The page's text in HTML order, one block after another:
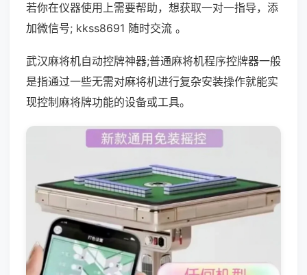
若你在仪器使用上需要帮助，想获取一对一指导，添
加微信号; kkss8691 随时交流 。
武汉麻将机自动控牌神器;普通麻将机程序控牌器一般
是指通过一些无需对麻将机进行复杂安装操作就能实
现控制麻将牌功能的设备或工具。